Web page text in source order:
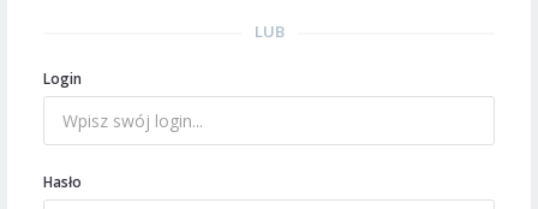
LUB
Login
Hasło